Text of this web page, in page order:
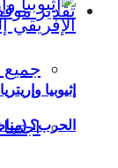
تقدير
جميع
إثيوبيا
الحرب؟